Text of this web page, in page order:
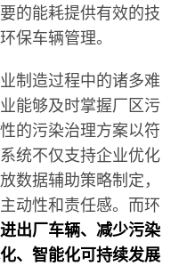
的能耗提供有效的技
保车辆管理。
制造过程中的诸多难
能够及时掌握厂区污
的污染治理方案以符
统不仅支持企业优化
数据辅助策略制定，
动性和责任感。而环
出厂车辆、减少污染
、智能化可持续发展